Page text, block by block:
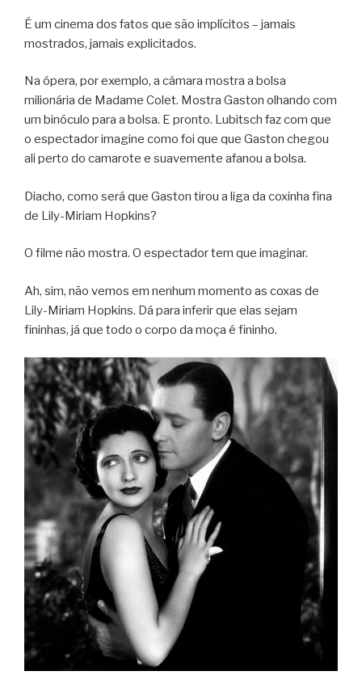
É um cinema dos fatos que são implícitos – jamais
mostrados, jamais explicitados.
Na ópera, por exemplo, a câmara mostra a bolsa
milionária de Madame Colet. Mostra Gaston olhando com
um binóculo para a bolsa. E pronto. Lubitsch faz com que
o espectador imagine como foi que que Gaston chegou
ali perto do camarote e suavemente afanou a bolsa.
Diacho, como será que Gaston tirou a liga da coxinha fina
de Lily-Miriam Hopkins?
O filme não mostra. O espectador tem que imaginar.
Ah, sim, não vemos em nenhum momento as coxas de
Lily-Miriam Hopkins. Dá para inferir que elas sejam
fininhas, já que todo o corpo da moça é fininho.